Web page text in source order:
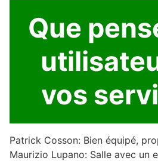
Que
vos
Patrick Cosson: Bien équipé,
Maurizio Lupano: Salle avec un